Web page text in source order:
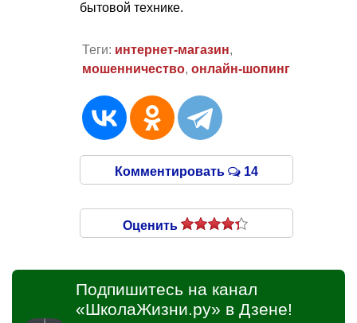
бытовой технике.
Теги: интернет-магазин,
мошенничество, онлайн-шопинг
Комментировать 14
Оценить
Подпишитесь на канал
«ШколаЖизни.ру» в Дзене!